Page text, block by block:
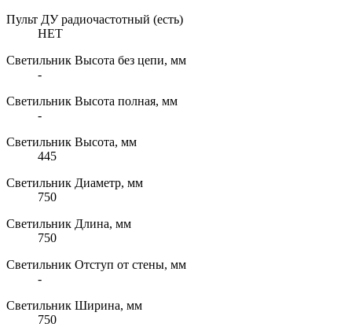
Пульт ДУ радиочастотный (есть)
НЕТ
Светильник Высота без цепи, мм
-
Светильник Высота полная, мм
-
Светильник Высота, мм
445
Светильник Диаметр, мм
750
Светильник Длина, мм
750
Светильник Отступ от стены, мм
-
Светильник Ширина, мм
750